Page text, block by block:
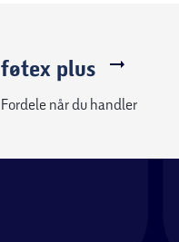
føtex plus
Fordele når du handler